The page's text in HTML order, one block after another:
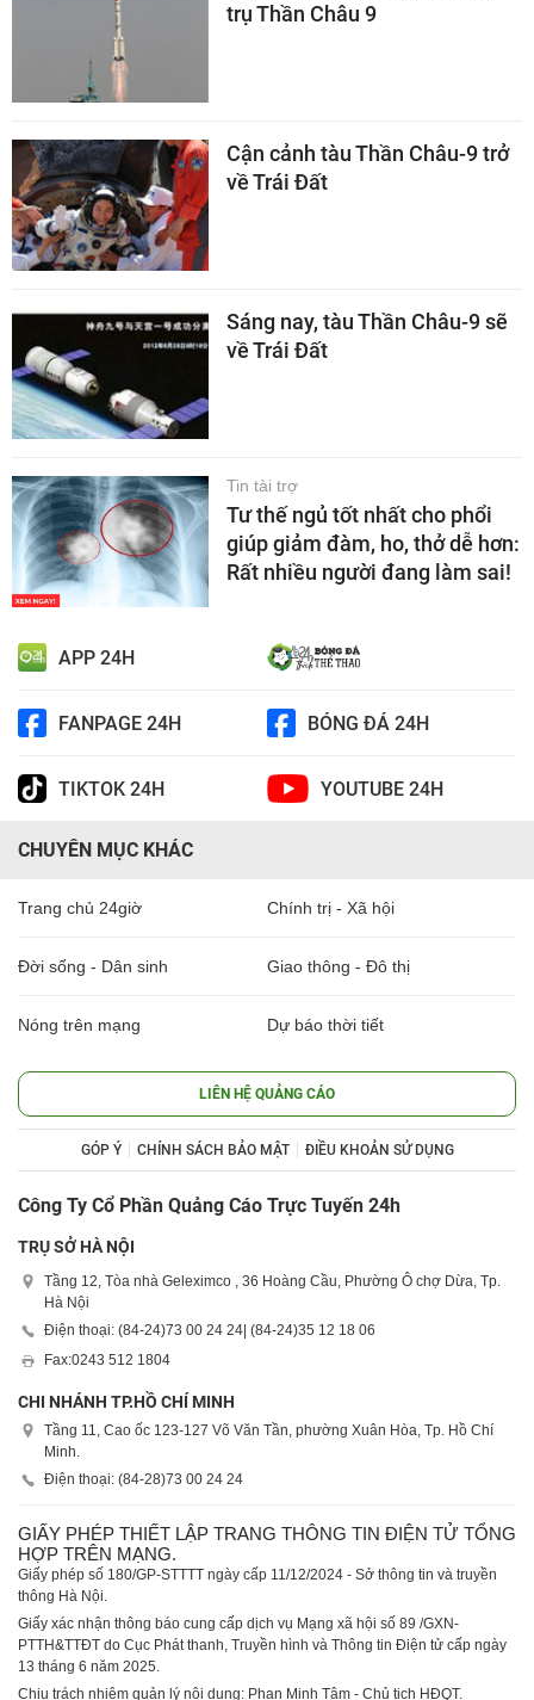
trụ Thần Châu 9
Cận cảnh tàu Thần Châu-9 trở
về Trái Đất
Sáng nay, tàu Thần Châu-9 sẽ
về Trái Đất
Tin tài trợ
Tư thế ngủ tốt nhất cho phổi
giúp giảm đàm, ho, thở dễ hơn:
Rất nhiều người đang làm sai!
APP 24H
FANPAGE 24H BÓNG ĐÁ 24H
TIKTOK 24H YOUTUBE 24H
CHUYÊN MỤC KHÁC
Trang chủ 24giờ Chính trị - Xã hội
Đời sống - Dân sinh Giao thông - Đô thị
Nóng trên mạng Dự báo thời tiết
LIÊN HỆ QUẢNG CÁO
GÓP Ý CHÍNH SÁCH BẢO MẬT ĐIỀU KHOẢN SỬ DỤNG
Công Ty Cổ Phần Quảng Cáo Trực Tuyến 24h
TRỤ SỞ HÀ NỘI
Tầng 12, Tòa nhà Geleximco , 36 Hoàng Cầu, Phường Ô chợ Dừa, Tp.
Hà Nội
Điện thoại: (84-24)73 00 24 24 | (84-24)35 12 18 06
Fax:0243 512 1804
CHI NHÁNH TP.HỒ CHÍ MINH
Tầng 11, Cao ốc 123-127 Võ Văn Tần, phường Xuân Hòa, Tp. Hồ Chí
Minh.
Điện thoại: (84-28)73 00 24 24
GIẤY PHÉP THIẾT LẬP TRANG THÔNG TIN ĐIỆN TỬ TỔNG
HỢP TRÊN MẠNG.
Giấy phép số 180/GP-STTTT ngày cấp 11/12/2024 - Sở thông tin và truyền
thông Hà Nội.
Giấy xác nhận thông báo cung cấp dịch vụ Mạng xã hội số 89 /GXN-
PTTH&TTĐT do Cục Phát thanh, Truyền hình và Thông tin Điện tử cấp ngày
13 tháng 6 năm 2025.
Chịu trách nhiệm quản lý nội dung: Phan Minh Tâm - Chủ tịch HĐQT.